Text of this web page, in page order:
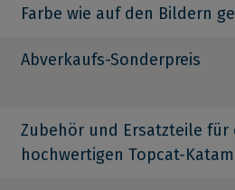
Farbe wie auf den Bildern
Abverkaufs-Sonderpreis
Zubehör und Ersatzteile
hochwertigen Topcat-